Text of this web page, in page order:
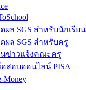
ผล SGS สำหรับนักเรียน
ผล SGS สำหรับครู
ข่าวแจ้งคณะครู
สอบออนไลน์ PISA
Money